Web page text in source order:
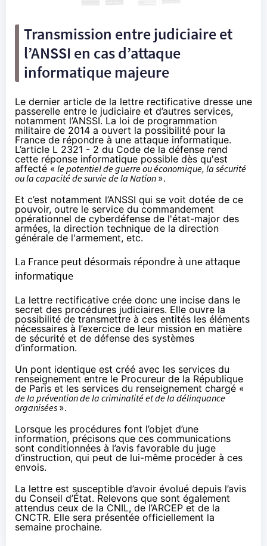
Transmission entre judiciaire et
l’ANSSI en cas d’attaque
informatique majeure
Le dernier article de la lettre rectificative dresse une
passerelle entre le judiciaire et d’autres services,
notamment l’ANSSI. La loi de programmation
militaire de 2014 a ouvert la possibilité pour la
France de répondre à une attaque informatique.
L’article L 2321 - 2 du Code de la défense rend
cette réponse informatique possible dès qu'est
affecté « le potentiel de guerre ou économique, la sécurité
ou la capacité de survie de la Nation ».
Et c’est notamment l’ANSSI qui se voit dotée de ce
pouvoir, outre le service du commandement
opérationnel de cyberdéfense de l'état-major des
armées, la direction technique de la direction
générale de l'armement, etc.
La France peut désormais répondre à une attaque
informatique
La lettre rectificative crée donc une incise dans le
secret des procédures judiciaires. Elle ouvre la
possibilité de transmettre à ces entités les éléments
nécessaires à l’exercice de leur mission en matière
de sécurité et de défense des systèmes
d’information.
Un pont identique est créé avec les services du
renseignement entre le Procureur de la République
de Paris et les services du renseignement chargé «
de la prévention de la criminalité et de la délinquance
organisées ».
Lorsque les procédures font l’objet d’une
information, précisons que ces communications
sont conditionnées à l’avis favorable du juge
d’instruction, qui peut de lui-même procéder à ces
envois.
La lettre est susceptible d’avoir évolué depuis l’avis
du Conseil d’État. Relevons que sont également
attendus ceux de la CNIL, de l’ARCEP et de la
CNCTR. Elle sera présentée officiellement la
semaine prochaine.